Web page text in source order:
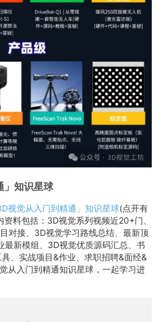
」知识星球
视觉从入门到精通」知识星球(点开有
料包括：3D视觉系列视频近20+门、
对接、3D视觉学习路线总结、最新顶
最新模组、3D视觉优质源码汇总、书
、实战项目&作业、求职招聘&面经&
从入门到精通知识星球，一起学习进